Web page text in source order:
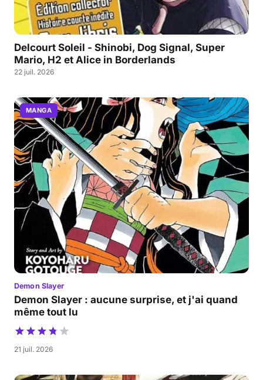
Delcourt Soleil - Shinobi, Dog Signal, Super
Mario, H2 et Alice in Borderlands
22 juil. 2026
MANGA
Demon Slayer
Demon Slayer : aucune surprise, et j'ai quand
même tout lu
21 juil. 2026